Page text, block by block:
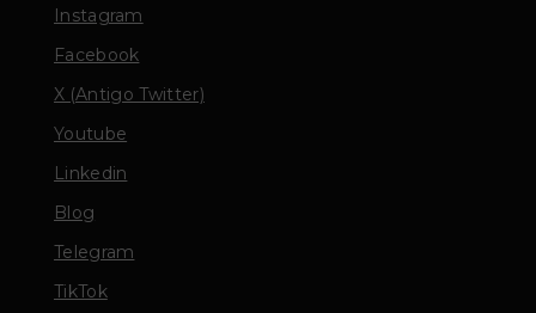
Instagram
Facebook
X (Antigo Twitter)
Youtube
Linkedin
Blog
Telegram
TikTok